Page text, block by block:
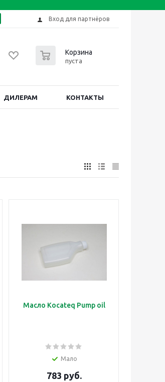
Вход для партнёров
Корзина
пуста
ДИЛЕРАМ КОНТАКТЫ
Масло Kocateq Pump oil
Мало
783 руб.